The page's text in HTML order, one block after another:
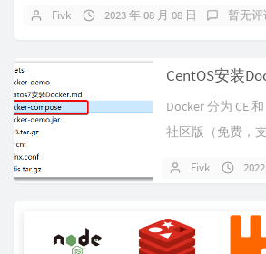
Fivk 2023 年 08 月 08 日 暂无评
CentOS安装
Docker 分为 CE
社区版（免费，
Fivk